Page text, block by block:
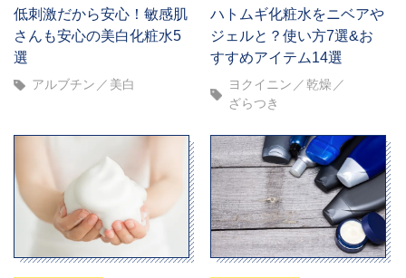
低刺激だから安心！敏感肌
さんも安心の美白化粧水5
選
アルブチン 美白
ハトムギ化粧水をニベアや
ジェルと？使い方7選&お
すすめアイテム14選
ヨクイニン
乾燥
ざらつき